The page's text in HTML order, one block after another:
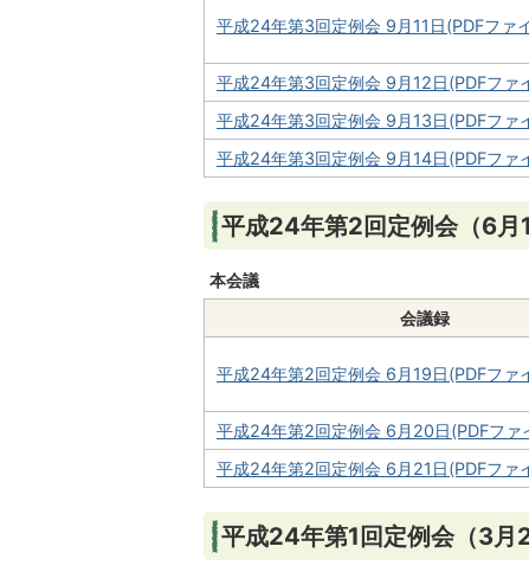
平成24年第3回定例会 9月11日(PDFファ
平成24年第3回定例会 9月12日(PDFファ
平成24年第3回定例会 9月13日(PDFファ
平成24年第3回定例会 9月14日(PDFファ
平成24年第2回定例会（6月
本会議
会議録
平成24年第2回定例会 6月19日(PDFファ
平成24年第2回定例会 6月20日(PDFファ
平成24年第2回定例会 6月21日(PDFファ
平成24年第1回定例会（3月